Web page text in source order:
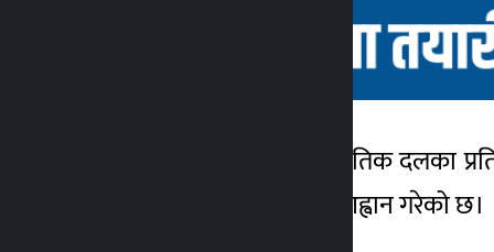
काठमाडौँ । पर्साका राजनीतिक दलका
कायम गरेर समाधान गर्न आह्वान गरेको छ।